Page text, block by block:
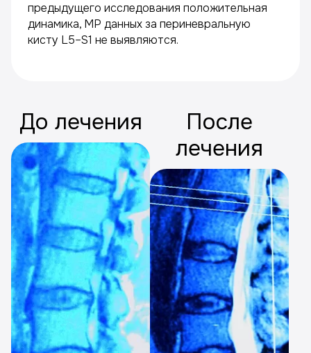
предыдущего исследования положительная
динамика, МР данных за периневральную
кисту L5–S1 не выявляются.
До лечения
После
лечения